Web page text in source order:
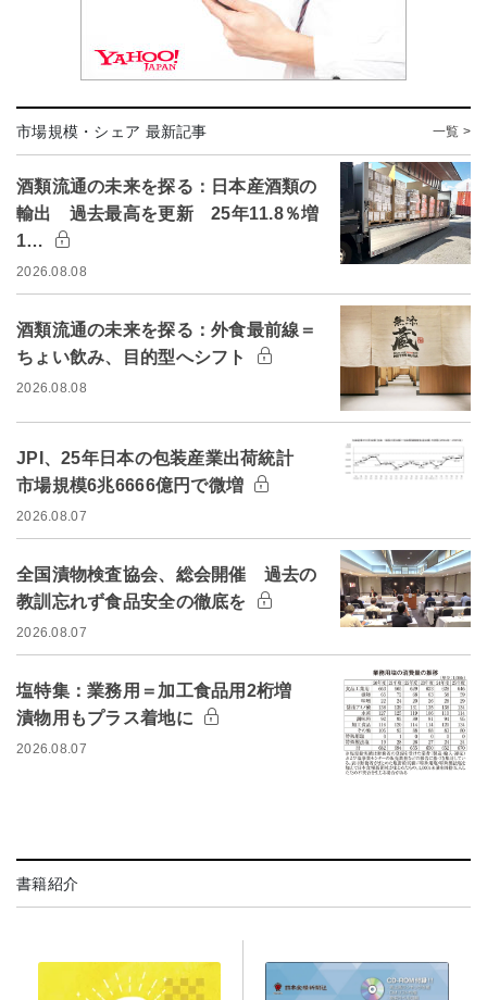
市場規模・シェア 最新記事 一覧 >
酒類流通の未来を探る：日本産酒類の
輸出 過去最高を更新 25年11.8％増
1…
2026.08.08
酒類流通の未来を探る：外食最前線＝
ちょい飲み、目的型へシフト
2026.08.08
JPI、25年日本の包装産業出荷統計
市場規模6兆6666億円で微増
2026.08.07
全国漬物検査協会、総会開催 過去の
教訓忘れず食品安全の徹底を
2026.08.07
塩特集：業務用＝加工食品用2桁増
漬物用もプラス着地に
2026.08.07
書籍紹介